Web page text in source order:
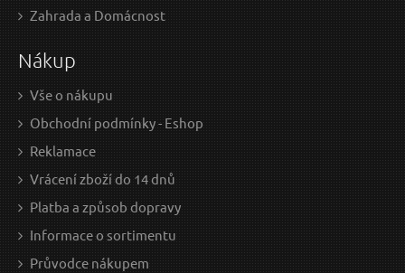
Zahrada a Domácnost
Nákup
Vše o nákupu
Obchodní podmínky - Eshop
Reklamace
Vrácení zboží do 14 dnů
Platba a způsob dopravy
Informace o sortimentu
Průvodce nákupem